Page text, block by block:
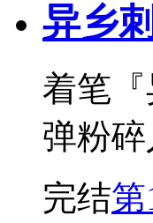
异乡
着笔
弹粉碎
完结第